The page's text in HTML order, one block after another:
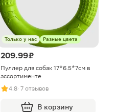
Только у нас Разные цвета
209.99 ₽
Пуллер для собак 17*6.5*7см в
ассортименте
4.8· 7 отзывов
В корзину